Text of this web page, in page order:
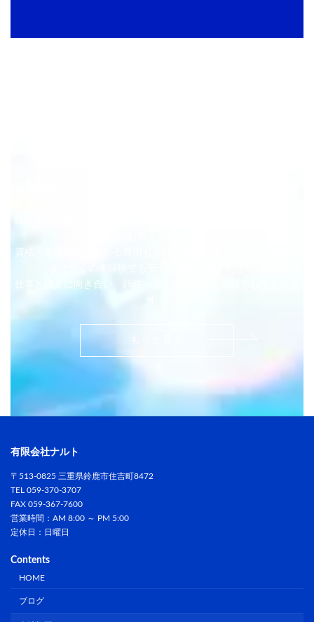
資格・免許取得にかかる費用も会社が全額負担いたしますので、
仕事と誠実に向き合い、頑張ってくださる方をお待ちしておりま
有限会社ナルト
〒513-0825 三重県鈴鹿市住吉町8472
TEL 059-370-3707
FAX 059-367-7600
営業時間：AM 8:00 ～ PM 5:00
定休日：日曜日
Contents
HOME
ブログ